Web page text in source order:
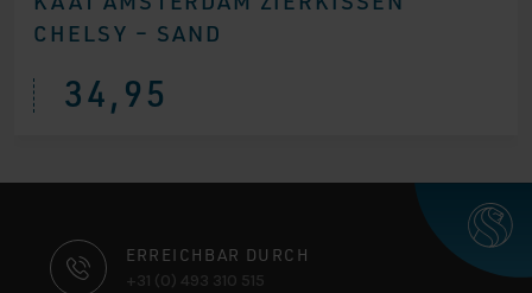
CHELSY – SAND
34,95
KONTAKTINFORMATIONEN
ERREICHBAR DURCH
+31 (0) 493 310 515